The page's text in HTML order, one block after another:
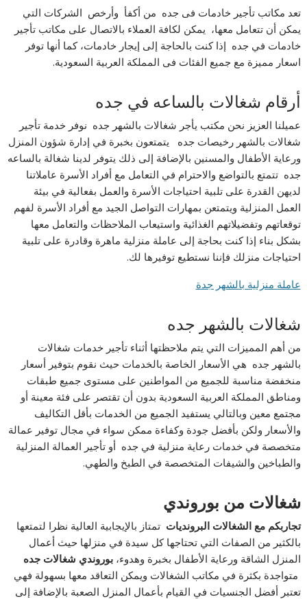
تعد مكاتب تأجير خادمات فى جده من أكفأ وأرخص الشركات التي
يمكن أن تتعامل معها، يمكن لكافة العملاء بالاتصال على مكاتب تأجير
خادمات في جده إذا كنت بالحاجة إلى إيجار خادمات، كما أنها توفر
اسعار مميزة مع جميع الفئات فى المملكة العربية السعودية.
أرقام شغالات بالساعه في جده
عميلنا العزيز نحن مكتب يأجر شغالات بالشهر جده نوفر خدمة تأجير
شغالات بالشهر رخيصات جده يتمتعون بخبرة في إدارة شؤون المنزل
ورعاية الأطفال والمسنين بالإضافة إلى ذلك يتوفر لدينا شغالة بالساعه
جده تتمتع بالتواضع والاحترام في التعامل مع أفراد الأسرة عاملاتنا
لديهن القدرة على تلبية احتياجات الأسرة والعمل بفعالية في بيئة
العمل المنزلية ويتمتعن بمهارات التواصل الجيد مع أفراد الأسرة لفهم
توقعاتهم وتفضيلاتهم الغذائية واستيعاب الملاحظات والتعامل معها
بشكل بناء إذا كنت بحاجة إلى عاملة منزلية ماهرة وقادرة على تلبية
احتياجات منزلك فإننا نستطيع توفيرها لك.
عاملة منزلية بالشهر جدة
شغالات بالشهر جده
من أهم المميزات التي يتم ملاحظتها أثناء تأجير خدمات شغالات
بالشهر جده هي الأسعار الخاصة بالخدمات حيث نقوم بتوفير أسعار
منخفضة مناسبة للجميع من المواطنين على مستوى جميع طبقات
ومناطق المملكة العربية السعودية بدون أن تقتصر على فئة معينة أو
مجتمع معين وبالتالي يستفيد الجميع من الخدمات بأقل التكاليف
والأسعار ولكن بأفضل جودة وكفاءة ممكن سواء في مجال توفير عمالة
متخصصة في خدمات رعاية منزلية في جده أو تأجير العمالة المنزلية
والطباخين والشيفات المتخصصة في الطبخ والطهي.
شغالات من بوروندي
تجاربكم مع الشغالات البرونديات تمتاز بالإيجابية العالية نظرا لتمتعها
بالكثير من الصفات التي تحتاجها كل سيدة في منزلها حيث أعمال
المنزل الشاقة ورعاية الأطفال بخبرة وهدوء،بوروندي شغالاتجده
متواجدة بكثرة في مكاتب الشغالات ويمكن التعاقد معها بسهولة فهي
تعتبر أفضل الجنسيات في القيام بأعمال المنزل الصعبة بالإضافة إلى